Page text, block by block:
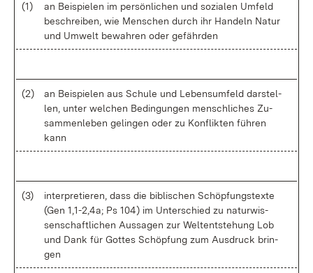
(1)
an Bei­spie­len im per­sön­li­chen und so­zia­len Um­feld
be­schrei­ben, wie Men­schen durch ihr Han­deln Na­tur
und Um­welt be­wah­ren oder ge­fähr­den
(2)
an Bei­spie­len aus Schu­le und Lebens­um­feld dar­stel­
len, un­ter wel­chen Be­din­gun­gen men­sch­li­ches Zu­
sam­men­le­ben ge­lin­gen oder zu Kon­flik­ten füh­ren
kann
(3)
in­ter­pre­tie­ren, dass die bi­bli­schen Schöp­fungs­tex­te
(Gen 1,1-2,4a; Ps 104) im Un­ter­schied zu na­tur­wis­
sen­schaft­li­chen Aus­sa­gen zur Wel­tent­ste­hung Lob
und Dank für Got­tes Schöp­fung zum Aus­druck brin­
gen